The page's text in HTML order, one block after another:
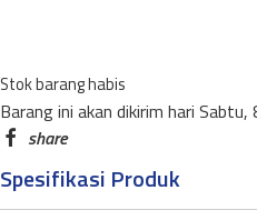
Stok barang habis
MEDIUM
quantity
Barang ini akan dikirim hari
Spesifikasi Produk